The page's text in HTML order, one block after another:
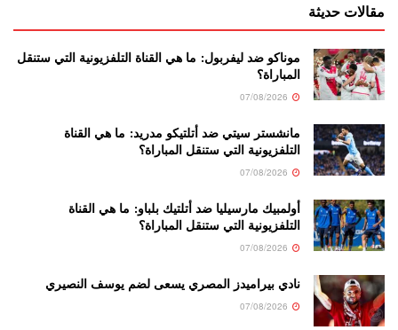
مقالات حديثة
موناكو ضد ليفربول: ما هي القناة التلفزيونية التي ستنقل
المباراة؟
مانشستر سيتي ضد أتلتيكو مدريد: ما هي القناة
التلفزيونية التي ستنقل المباراة؟
أولمبيك مارسيليا ضد أتلتيك بلباو: ما هي القناة
التلفزيونية التي ستنقل المباراة؟
نادي بيراميدز المصري يسعى لضم يوسف النصيري